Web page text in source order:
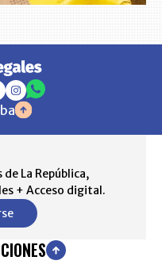
La República,
+ Acceso digital.